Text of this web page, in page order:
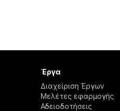
Έργα
Διαχείριση Έργων
Μελέτες εφαρμογής
Αδειοδοτήσεις